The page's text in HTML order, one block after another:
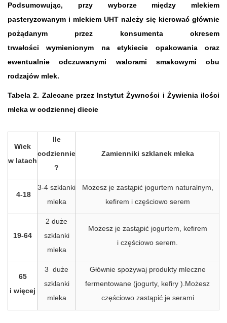
Podsumowując, przy wyborze między mlekiem
pasteryzowanym i mlekiem UHT należy się kierować głównie
pożądanym przez konsumenta okresem
trwałości wymienionym na etykiecie opakowania oraz
ewentualnie odczuwanymi walorami smakowymi obu
rodzajów mlek.
Tabela 2. Zalecane przez Instytut Żywności i Żywienia ilości
mleka w codziennej diecie
Wiek
w latach
Ile
codziennie
?
Zamienniki szklanek mleka
4-18
3-4 szklanki
mleka
Możesz je zastąpić jogurtem naturalnym,
kefirem i częściowo serem
19-64
2 duże
szklanki
mleka
Możesz je zastąpić jogurtem, kefirem
i częściowo serem.
65
i więcej
3 duże
szklanki
mleka
Głównie spożywaj produkty mleczne
fermentowane (jogurty, kefiry ).Możesz
częściowo zastąpić je serami